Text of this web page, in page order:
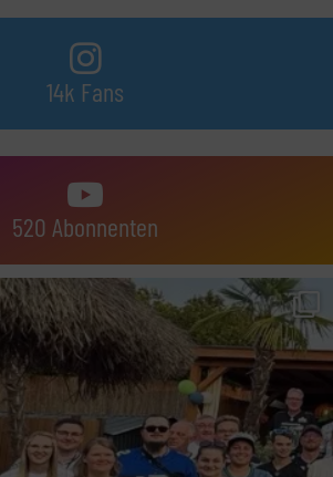
14k Fans
520 Abonnenten